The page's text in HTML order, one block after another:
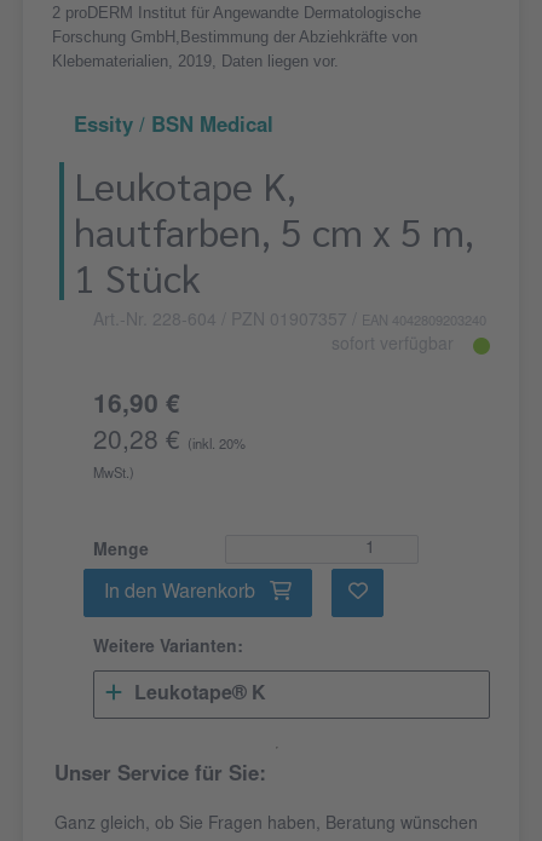
2 proDERM Institut für Angewandte Dermatologische
Forschung GmbH,Bestimmung der Abziehkräfte von
Klebematerialien, 2019, Daten liegen vor.
Essity / BSN Medical
Leukotape K,
hautfarben, 5 cm x 5 m,
1 Stück
Art.-Nr. 228-604 / PZN 01907357 EAN 4042809203240
sofort verfügbar
16,90 €
20,28 €
(inkl. 20%
MwSt.)
Menge
In den Warenkorb
Weitere Varianten:
Leukotape® K
Unser Service für Sie:
Ganz gleich, ob Sie Fragen haben, Beratung wünschen